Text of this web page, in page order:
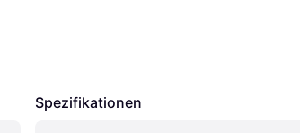
Spezifikationen